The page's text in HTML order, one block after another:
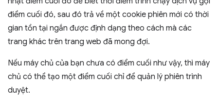
điểm cuối đó, sau đó trả về một cookie phiên mới có thời
gian tồn tại ngắn được định dạng theo cách mà các
trang khác trên trang web đã mong đợi.
Nếu máy chủ của bạn chưa có điểm cuối như vậy, thì máy
chủ có thể tạo một điểm cuối chỉ để quản lý phiên trình
duyệt.